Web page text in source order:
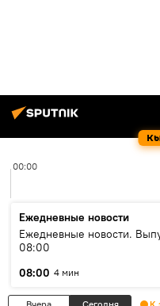
00:00
Ежедневные новости
Ежедневные новости.
08:00
08:00 4 мин